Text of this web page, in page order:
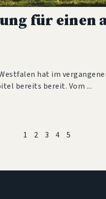
für einen
hat im
bereits bereit. Vom
1 2 3 4 5